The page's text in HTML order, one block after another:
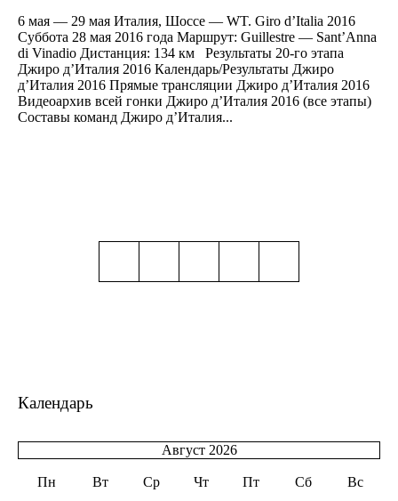
6 мая — 29 мая Италия, Шоссе — WT. Giro d’Italia 2016
Суббота 28 мая 2016 года Маршрут: Guillestre — Sant’Anna
di Vinadio Дистанция: 134 км Результаты 20-го этапа
Джиро д’Италия 2016 Календарь/Результаты Джиро
д’Италия 2016 Прямые трансляции Джиро д’Италия 2016
Видеоархив всей гонки Джиро д’Италия 2016 (все этапы)
Составы команд Джиро д’Италия...
Календарь
Август 2026
Пн Вт Ср Чт Пт Сб
Вс